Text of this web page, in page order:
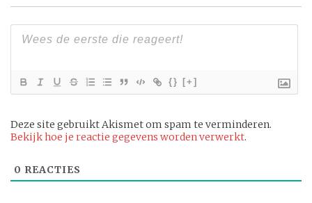
{} [+]
Deze site gebruikt Akismet om spam te verminderen.
Bekijk hoe je reactie gegevens worden verwerkt.
0 REACTIES